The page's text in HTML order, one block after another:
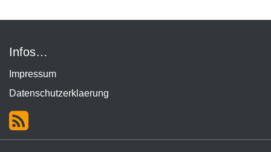
Infos…
Impressum
Datenschutzerklaerung